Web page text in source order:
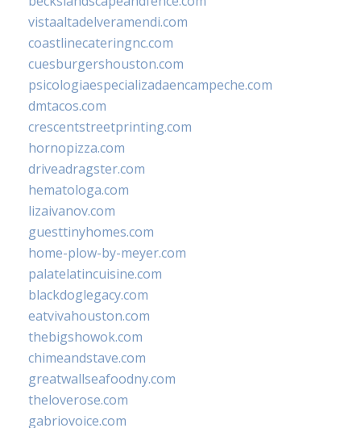
vistaaltadelveramendi.com
coastlinecateringnc.com
cuesburgershouston.com
psicologiaespecializadaencampeche.com
dmtacos.com
crescentstreetprinting.com
hornopizza.com
driveadragster.com
hematologa.com
lizaivanov.com
guesttinyhomes.com
home-plow-by-meyer.com
palatelatincuisine.com
blackdoglegacy.com
eatvivahouston.com
thebigshowok.com
chimeandstave.com
greatwallseafoodny.com
theloverose.com
gabriovoice.com